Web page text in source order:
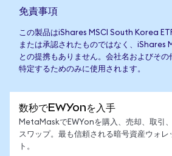
免責事項
この製品はiShares MSCI South Korea
または承認されたものではなく、iShares
との提携もありません。会社名およびその
特定するためのみに使用されます。
数秒でEWYonを入手
MetaMaskでEWYonを購入、売却、取引、
スワップ。最も信頼される暗号資産ウォレ
ト。